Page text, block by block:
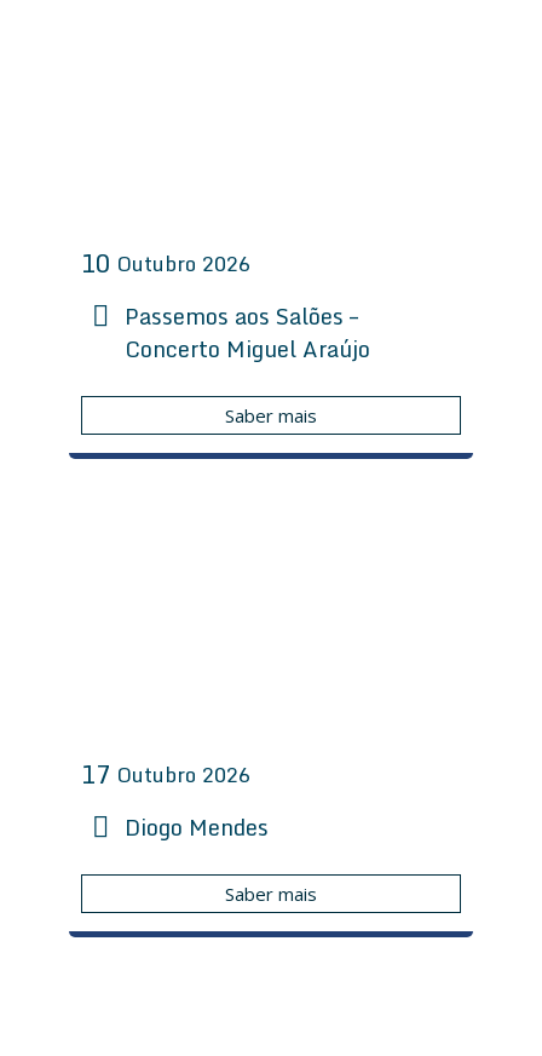
10 Outubro 2026
Passemos aos Salões –
Concerto Miguel Araújo
Saber mais
17 Outubro 2026
Diogo Mendes
Saber mais